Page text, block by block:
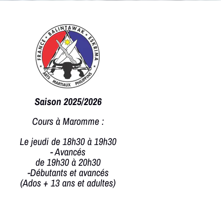
Saison2025/2026
Cours à Maromme :
Le jeudi de 18h30 à 19h30
- Avancés
de 19h30 à 20h30
-Débutants et avancés
(Ados + 13 ans et adultes)